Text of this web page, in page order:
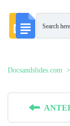
Docsandslides.com